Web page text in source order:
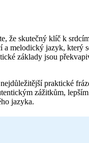
že skutečný klíč k
a melodický jazyk, který
základy jsou
praktické
zážitkům,
jazyka.